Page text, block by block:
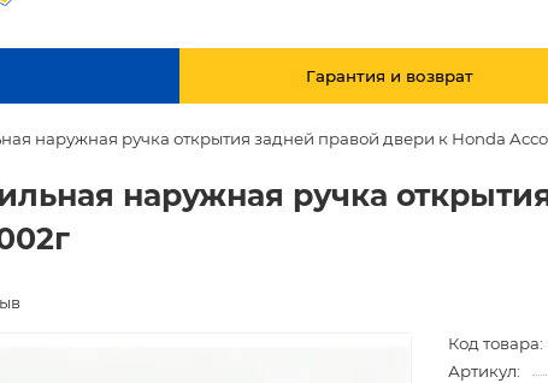
Гарантия и возврат
наружная ручка открытия задней правой двери к Honda
наружная ручка
Код товара:
Артикул: